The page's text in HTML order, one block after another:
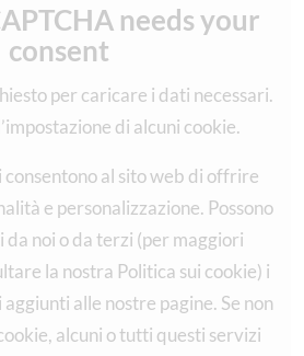
needs your
consent
per caricare i dati necessari.
di alcuni cookie.
consentono al sito web di offrire
e personalizzazione. Possono
da noi o da terzi (per maggiori
la nostra Politica sui cookie) i
alle nostre pagine. Se non
alcuni o tutti questi servizi